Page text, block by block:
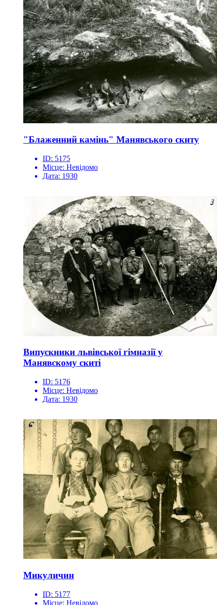
"Блаженний камінь" Манявського скиту
ID: 5175
Місце: Невідомо
Дата: 1930
Випускники львівської гімназії у
Манявскому скиті
ID: 5176
Місце: Невідомо
Дата: 1930
Микуличин
ID: 5177
Місце: Невідомо